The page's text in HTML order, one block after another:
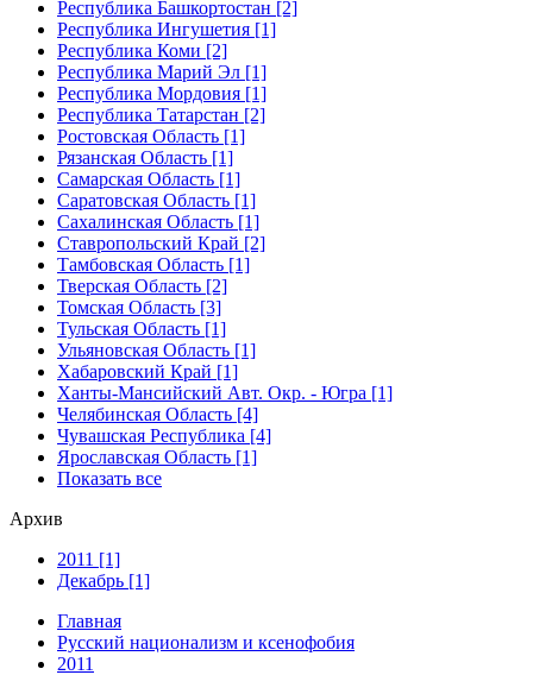
Республика Башкортостан [2]
Республика Ингушетия [1]
Республика Коми [2]
Республика Марий Эл [1]
Республика Мордовия [1]
Республика Татарстан [2]
Ростовская Область [1]
Рязанская Область [1]
Самарская Область [1]
Саратовская Область [1]
Сахалинская Область [1]
Ставропольский Край [2]
Тамбовская Область [1]
Тверская Область [2]
Томская Область [3]
Тульская Область [1]
Ульяновская Область [1]
Хабаровский Край [1]
Ханты-Мансийский Авт. Окр. - Югра [1]
Челябинская Область [4]
Чувашская Республика [4]
Ярославская Область [1]
Показать все
Архив
2011 [1]
Декабрь [1]
Главная
Русский национализм и ксенофобия
2011